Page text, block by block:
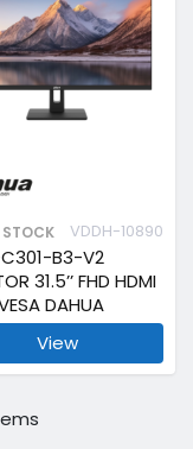
STOCK VDDH-10890
B3-V2
31.5’’ FHD HDMI
DAHUA
View